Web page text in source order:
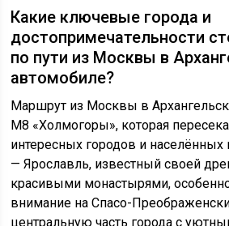
Какие ключевые города и
достопримечательности
по пути из Москвы в
автомобиле?
Маршрут из Москвы в Архангельск
М8 «Холмогоры», которая
интересных городов и населённых
— Ярославль, известный своей
красивыми монастырями, особенно
внимание на Спасо-
центральную часть города с